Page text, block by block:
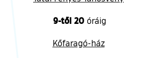
9-től 20 óráig
Kőfaragó-ház